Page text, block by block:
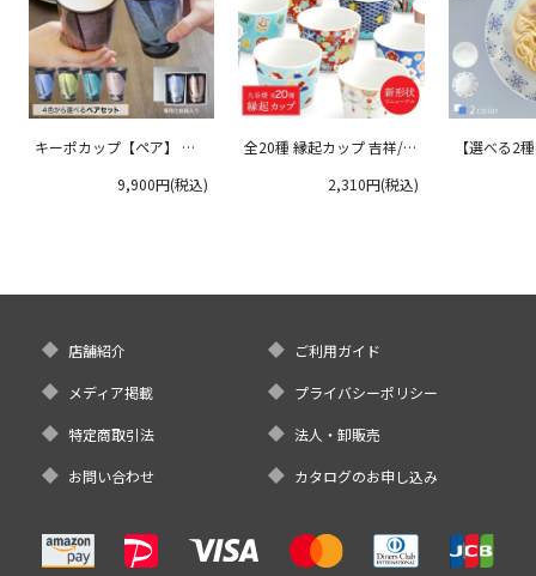
キーポカップ【ペア】 ラ
9,900円(税込)
全20種 縁起カップ 吉祥/青
2,310円(税込)
【選べる2
店舗紹介 ご利用ガイド
メディア掲載 プライバシーポリシー
特定商取引法 法人・卸販売
お問い合わせ カタログのお申し込み